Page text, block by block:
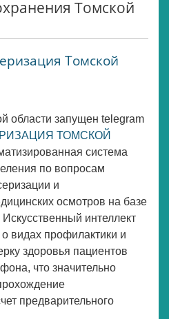
Томской
Томской
области запущен telegram
ТОМСКОЙ
система
по вопросам
и
осмотров на базе
интеллект
видах профилактики и
здоровья пациентов
что значительно
предварительного